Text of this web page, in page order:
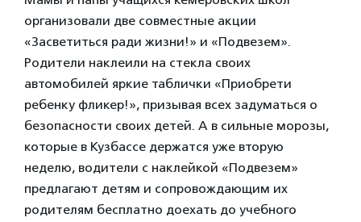
организовали две совместные акции
«Засветиться ради жизни!» и «Подвезем».
Родители наклеили на стекла своих
автомобилей яркие таблички «Приобрети
ребенку фликер!», призывая всех задуматься о
безопасности своих детей. А в сильные морозы,
которые в Кузбассе держатся уже вторую
неделю, водители с наклейкой «Подвезем»
предлагают детям и сопровождающим их
родителям бесплатно доехать до учебного